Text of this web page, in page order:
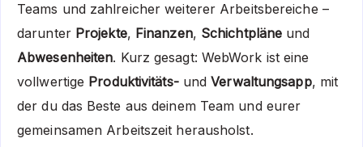
Teams und zahlreicher weiterer Arbeitsbereiche –
darunter Projekte, Finanzen, Schichtpläne und
Abwesenheiten. Kurz gesagt: WebWork ist eine
vollwertige Produktivitäts-undVerwaltungsapp, mit
der du das Beste aus deinem Team und eurer
gemeinsamen Arbeitszeit herausholst.